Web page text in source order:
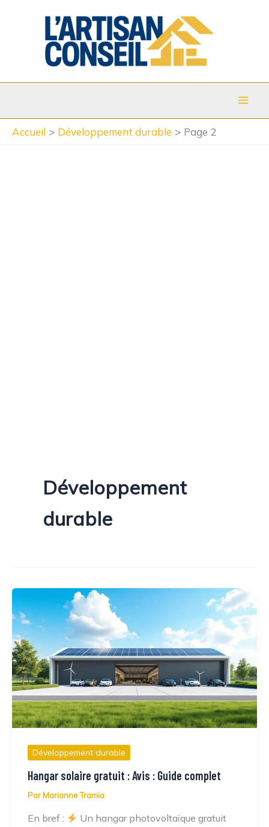
Accueil Développement durable Page 2
Développement
durable
Développement durable
Hangar solaire gratuit : Avis : Guide complet
Par Marianne Tramia
En bref :
Un hangar photovoltaïque gratuit